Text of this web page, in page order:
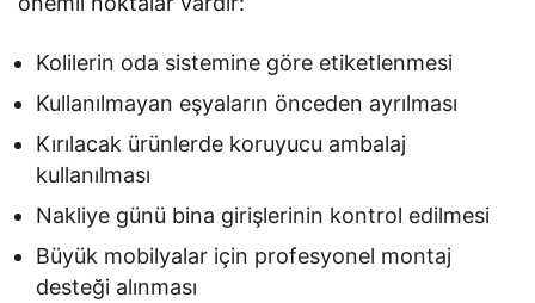
Kolilerin oda sistemine göre etiketlenmesi
Kullanılmayan eşyaların önceden ayrılması
Kırılacak ürünlerde koruyucu ambalaj
kullanılması
Nakliye günü bina girişlerinin kontrol edilmesi
Büyük mobilyalar için profesyonel montaj
desteği alınması